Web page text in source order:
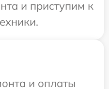
и приступим к
и оплаты